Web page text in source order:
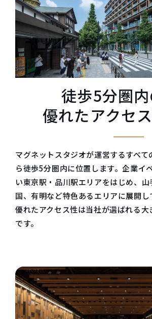
徒歩5分圏
優れたアクセ
マグネットスタジオが運営するすべて
ら徒歩5分圏内に位置します。企業イ
い東京駅・品川駅エリアをはじめ、
国、有明など特色あるエリアに展開し
優れたアクセス性は当社が選ばれる大
です。